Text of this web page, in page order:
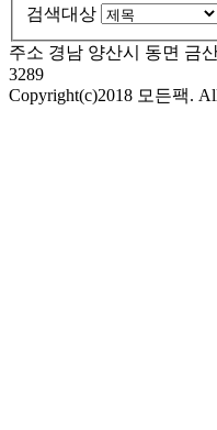
검색대상
주소 경남 양산시 동면 금
3289
Copyright(c)2018 모든팩.